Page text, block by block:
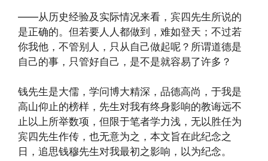
——从历史经验及实际情况来看，宾四先生所说的
是正确的。但若要人人都做到，难如登天；不过若
你我他，不管别人，只从自己做起呢？所谓道德是
自己的事，只管好自己，是不是就容易了许多？
钱先生是大儒，学问博大精深，品德高尚，于我是
高山仰止的榜样，先生对我有终身影响的教诲远不
止以上所举数项，但限于笔者学力浅，无以胜任为
宾四先生作传，也无意为之，本文旨在此纪念之
日，追思钱穆先生对我最初之影响，以为纪念。